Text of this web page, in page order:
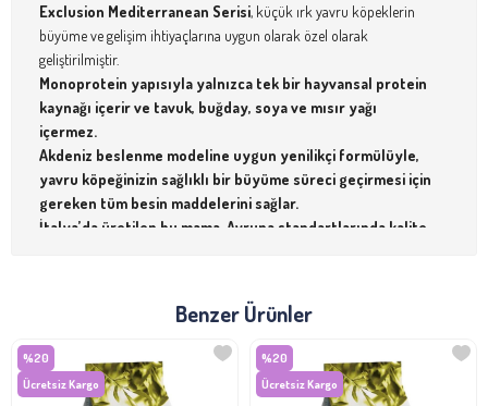
Exclusion Mediterranean Serisi, küçük ırk yavru köpeklerin
büyüme ve gelişim ihtiyaçlarına uygun olarak özel olarak
geliştirilmiştir.
Monoprotein yapısıyla yalnızca tek bir hayvansal protein
kaynağı içerir ve tavuk, buğday, soya ve mısır yağı
içermez.
Akdeniz beslenme modeline uygun yenilikçi formülüyle,
yavru köpeğinizin sağlıklı bir büyüme süreci geçirmesi için
gereken tüm besin maddelerini sağlar.
İtalya’da üretilen bu mama, Avrupa standartlarında kalite
Tek bir hayvansal protein kaynağı olan sığır eti, hassas
Benzer Ürünler
%20
Ücretsiz Kargo
%20
Ücretsiz Kargo